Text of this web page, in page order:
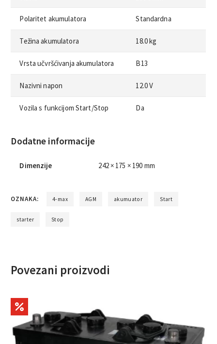
Polaritet akumulatora Standardna
Težina akumulatora 18.0 kg
Vrsta učvršćivanja akumulatora B13
Nazivni napon 12.0 V
Vozila s funkcijom Start/Stop Da
Dodatne informacije
Dimenzije 242 × 175 × 190 mm
OZNAKA: 4-max AGM akumuator Start
starter Stop
Povezani proizvodi